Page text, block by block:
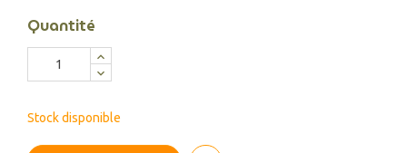
Quantité
Stock disponible